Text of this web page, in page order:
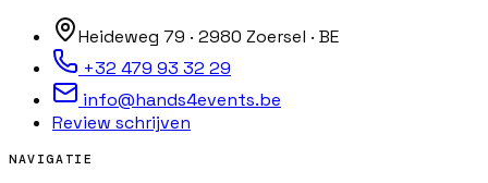
Heideweg 79 · 2980 Zoersel · BE
+32 479 93 32 29
info@hands4events.be
Review schrijven
NAVIGATIE